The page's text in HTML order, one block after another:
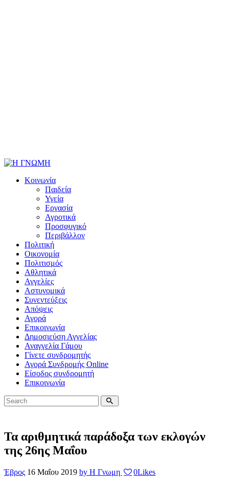
Κοινωνία
Παιδεία
Υγεία
Εργασία
Αγροτικά
Προσφυγικό
Περιβάλλον
Πολιτική
Οικονομία
Πολιτισμός
Αθλητικά
Αγγελίες
Αστυνομικά
Συνεντεύξεις
Απόψεις
Αγορά
Επικοινωνία
Δημοσιεύση Αγγελίας
Αναγγελία Γάμου
Γίνετε συνδρομητής
Αγορά Συνδρομής Online
Είσοδος συνδρομητή
Επικοινωνία
Τα αριθμητικά παράδοξα των εκλογών
της 26ης Μαΐου
Έβρος 16 Μαΐου 2019 by Η Γνωμη 0Likes